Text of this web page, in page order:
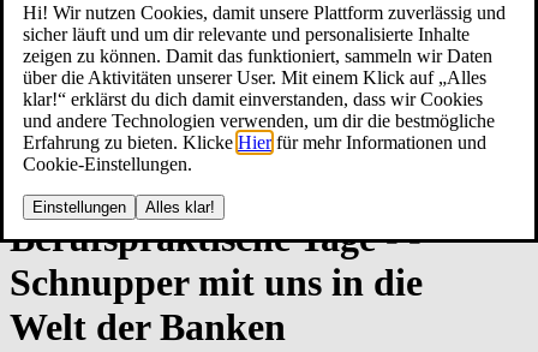
Hi! Wir nutzen Cookies, damit unsere Plattform zuverlässig und
sicher läuft und um dir relevante und personalisierte Inhalte
zeigen zu können. Damit das funktioniert, sammeln wir Daten
über die Aktivitäten unserer User. Mit einem Klick auf „Alles
klar!“ erklärst du dich damit einverstanden, dass wir Cookies
und andere Technologien verwenden, um dir die bestmögliche
Erfahrung zu bieten. Klicke Hier für mehr Informationen und
Cookie-Einstellungen.
Einstellungen Alles klar!
Be­rufs­prak­ti­sche ­Ta­ge - ­
Schnup­per ­mit un­s in ­die
Welt­ ­der Ban­ken